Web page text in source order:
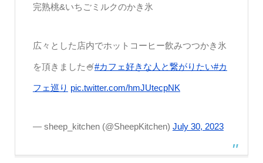
完熟桃&いちごミルクのかき氷
広々とした店内でホットコーヒー飲みつつかき氷
を頂きました🍧#カフェ好きな人と繋がりたい#カ
フェ巡り pic.twitter.com/hmJUtecpNK
— sheep_kitchen (@SheepKitchen) July 30, 2023